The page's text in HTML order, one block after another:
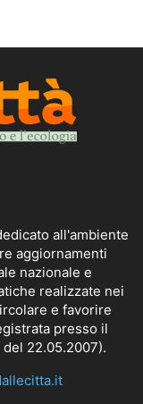
all'ambiente
aggiornamenti
nazionale e
realizzate nei
e favorire
presso il
22.05.2007).